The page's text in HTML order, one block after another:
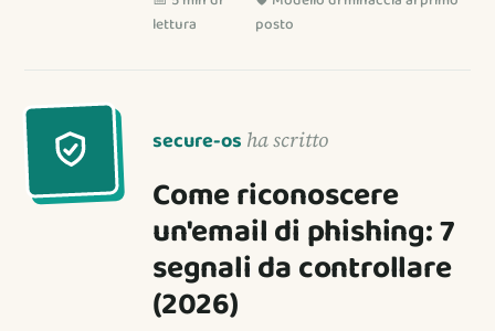
lettura
posto
secure-os ha scritto
Come riconoscere
un'email di phishing: 7
segnali da controllare
(2026)